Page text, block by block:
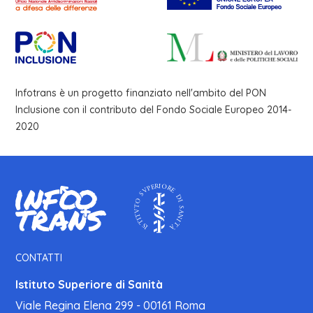
Infotrans è un progetto finanziato nell'ambito del PON
Inclusione con il contributo del Fondo Sociale Europeo 2014-
2020
CONTATTI
Istituto Superiore di Sanità
Viale Regina Elena 299 - 00161 Roma